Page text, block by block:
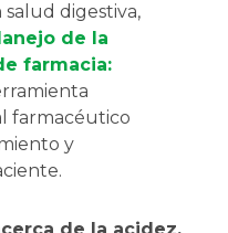
digestiva,
de la
farmacia:
farmacéutico
y